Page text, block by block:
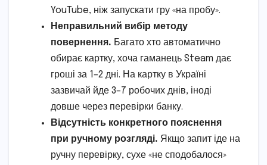
YouTube, ніж запускати гру «на пробу».
Неправильний вибір методу
повернення. Багато хто автоматично
обирає картку, хоча гаманець Steam дає
гроші за 1–2 дні. На картку в Україні
зазвичай йде 3–7 робочих днів, іноді
довше через перевірки банку.
Відсутність конкретного пояснення
при ручному розгляді. Якщо запит іде на
ручну перевірку, сухе «не сподобалося»